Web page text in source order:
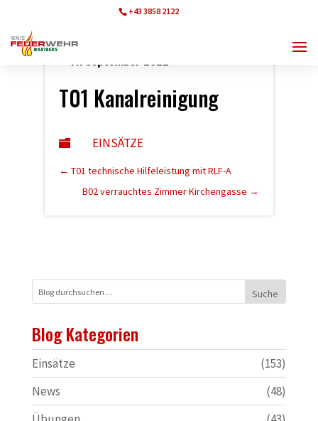
+43 3858 2122
T01 Kanalreinigung
 EINSÄTZE
← T01 technische Hilfeleistung mit RLF-A
B02 verrauchtes Zimmer Kirchengasse →
Blog Kategorien
Einsätze
(153)
News
(48)